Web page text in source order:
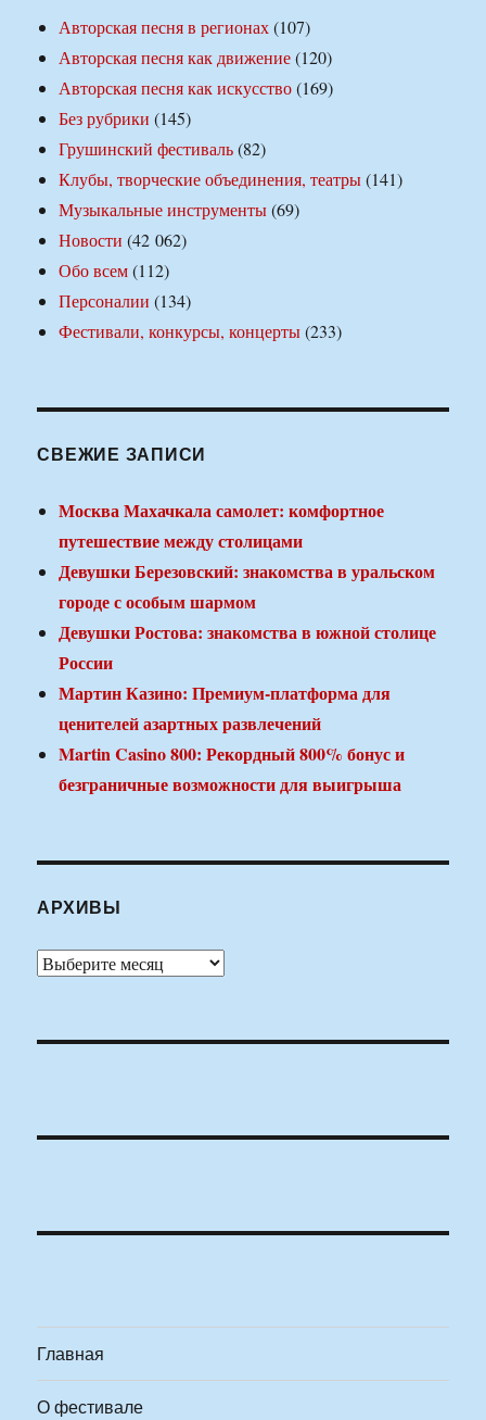
Авторская песня в регионах(107)
Авторская песня как движение(120)
Авторская песня как искусство(169)
Без рубрики (145)
Грушинский фестиваль(82)
Клубы, творческие объединения, театры(141)
Музыкальные инструменты(69)
Новости (42 062)
Обо всем(112)
Персоналии (134)
Фестивали, конкурсы, концерты(233)
СВЕЖИЕ ЗАПИСИ
Москва Махачкала самолет: комфортное
путешествие между столицами
Девушки Березовский: знакомства в уральском
городе с особым шармом
Девушки Ростова: знакомства в южной столице
России
Мартин Казино: Премиум-платформа для
ценителей азартных развлечений
Martin Casino 800: Рекордный 800% бонус и
безграничные возможности для выигрыша
АРХИВЫ
Архивы
Главная
О фестивале